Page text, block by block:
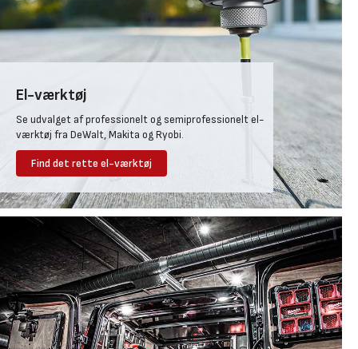
El-værktøj
Se udvalget af professionelt og semiprofessionelt el-
værktøj fra DeWalt, Makita og Ryobi.
Find det rette el-værktøj